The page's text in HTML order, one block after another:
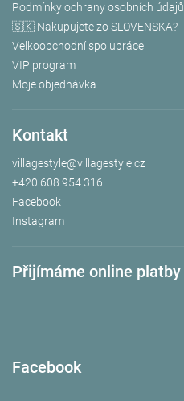
Podmínky ochrany osobních údajů
🇸🇰 Nakupujete zo SLOVENSKA?
Velkoobchodní spolupráce
VIP program
Moje objednávka
Kontakt
villagestyle@villagestyle.cz
+420 608 954 316
Facebook
Instagram
Přijímáme online platby
Facebook